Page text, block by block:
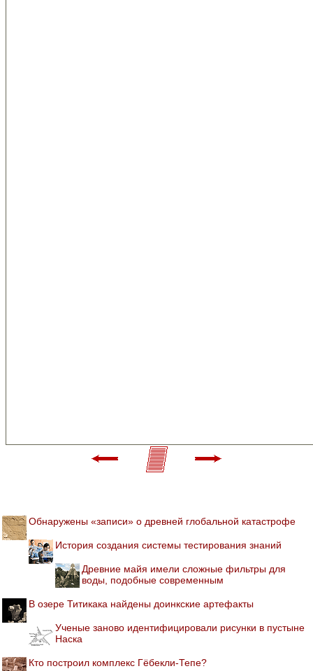
Обнаружены «записи» о древней глобальной катастрофе
История создания системы тестирования знаний
Древние майя имели сложные фильтры для
воды, подобные современным
В озере Титикака найдены доинкские артефакты
Ученые заново идентифицировали рисунки в пустыне
Наска
Кто построил комплекс Гёбекли-Тепе?